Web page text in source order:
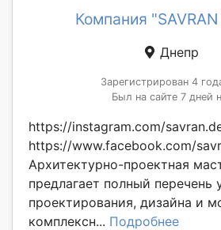
Компания "SAVRAN
Днепр
Зарегистрирован 4
Был на сайте 7 дней
https://instagram.com/
https://www.facebook.com/
Архитектурно-проектная
предлагает полный перечень
проектирования, дизайна и
комплексн... Подробнее